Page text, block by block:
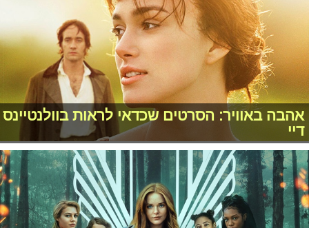
אהבה באוויר: הסרטים שכדאי לראות בוולנטיינס
דיי